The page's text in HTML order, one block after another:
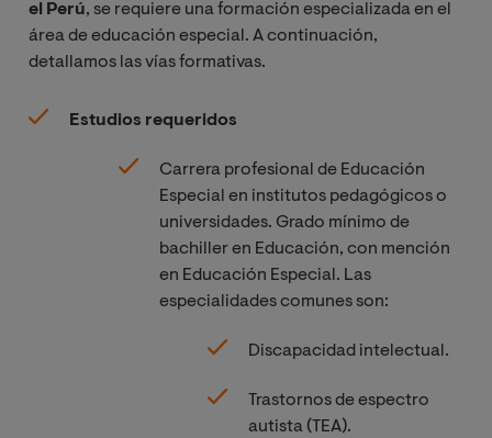
el Perú, se requiere una formación especializada en el
área de educación especial. A continuación,
detallamos las vías formativas.
Estudios requeridos
Carrera profesional de Educación
Especial en institutos pedagógicos o
universidades. Grado mínimo de
bachiller en Educación, con mención
en Educación Especial. Las
especialidades comunes son:
Discapacidad intelectual.
Trastornos de espectro
autista (TEA).